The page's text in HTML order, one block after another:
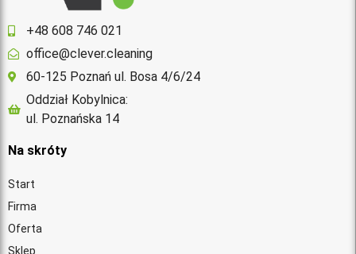
+48 608 746 021
office@clever.cleaning
60-125 Poznań ul. Bosa 4/6/24
Oddział Kobylnica:
ul. Poznańska 14
Na skróty
Start
Firma
Oferta
Sklep